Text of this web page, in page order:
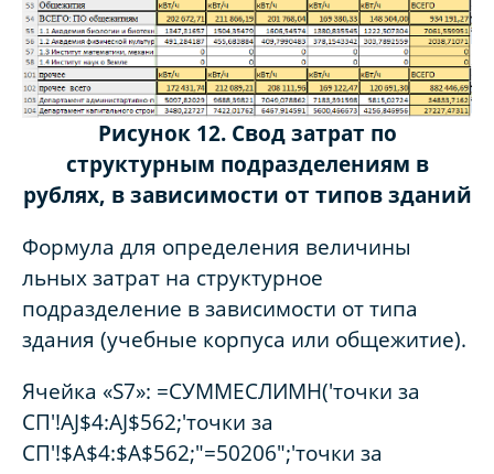
Рисунок 12. Свод затрат по
структурным подразделениям в
рублях, в зависимости от типов зданий
Формула для определения величины
льных затрат на структурное
подразделение в зависимости от типа
здания (учебные корпуса или общежитие).
Ячейка «S7»: =СУММЕСЛИМН('точки за
СП'!AJ$4:AJ$562;'точки за
СП'!$A$4:$A$562;"=50206";'точки за